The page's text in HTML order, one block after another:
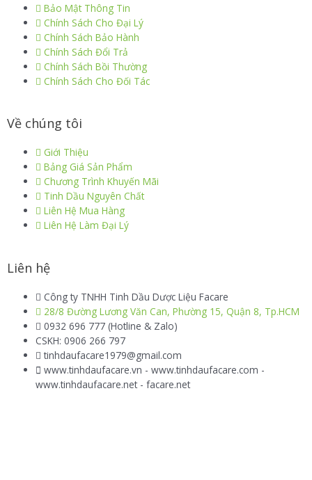
Bảo Mật Thông Tin
Chính Sách Cho Đại Lý
Chính Sách Bảo Hành
Chính Sách Đổi Trả
Chính Sách Bồi Thường
Chính Sách Cho Đối Tác
Về chúng tôi
Giới Thiệu
Bảng Giá Sản Phẩm
Chương Trình Khuyến Mãi
Tinh Dầu Nguyên Chất
Liên Hệ Mua Hàng
Liên Hệ Làm Đại Lý
Liên hệ
Công ty TNHH Tinh Dầu Dược Liệu Facare
28/8 Đường Lương Văn Can, Phường 15, Quận 8, Tp.HCM
0932 696 777 (Hotline & Zalo)
CSKH: 0906 266 797
tinhdaufacare1979@gmail.com
www.tinhdaufacare.vn - www.tinhdaufacare.com -
www.tinhdaufacare.net - facare.net